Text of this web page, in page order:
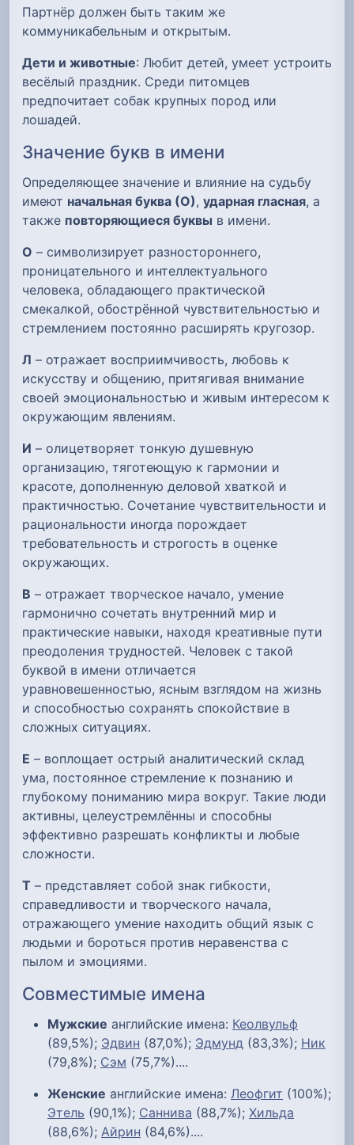
Партнёр должен быть таким же
коммуникабельным и открытым.
Дети и животные: Любит детей, умеет устроить
весёлый праздник. Среди питомцев
предпочитает собак крупных пород или
лошадей.
Значение букв в имени
Определяющее значение и влияние на судьбу
имеют начальная буква (О), ударная гласная, а
также повторяющиеся буквы в имени.
О – символизирует разностороннего,
проницательного и интеллектуального
человека, обладающего практической
смекалкой, обострённой чувствительностью и
стремлением постоянно расширять кругозор.
Л – отражает восприимчивость, любовь к
искусству и общению, притягивая внимание
своей эмоциональностью и живым интересом к
окружающим явлениям.
И – олицетворяет тонкую душевную
организацию, тяготеющую к гармонии и
красоте, дополненную деловой хваткой и
практичностью. Сочетание чувствительности и
рациональности иногда порождает
требовательность и строгость в оценке
окружающих.
В – отражает творческое начало, умение
гармонично сочетать внутренний мир и
практические навыки, находя креативные пути
преодоления трудностей. Человек с такой
буквой в имени отличается
уравновешенностью, ясным взглядом на жизнь
и способностью сохранять спокойствие в
сложных ситуациях.
Е – воплощает острый аналитический склад
ума, постоянное стремление к познанию и
глубокому пониманию мира вокруг. Такие люди
активны, целеустремлённы и способны
эффективно разрешать конфликты и любые
сложности.
Т – представляет собой знак гибкости,
справедливости и творческого начала,
отражающего умение находить общий язык с
людьми и бороться против неравенства с
пылом и эмоциями.
Совместимые имена
Мужские английские имена: Кеолвульф
(89,5%); Эдвин (87,0%); Эдмунд (83,3%); Ник
(79,8%); Сэм (75,7%)....
Женские английские имена: Леофгит (100%);
Этель (90,1%); Саннива (88,7%); Хильда
(88,6%); Айрин (84,6%)....